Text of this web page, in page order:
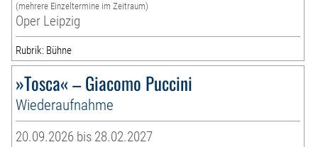
(mehrere Einzeltermine im Zeitraum)
Oper Leipzig
Rubrik: Bühne
»Tosca« – Giacomo Puccini
Wiederaufnahme
20.09.2026 bis 28.02.2027